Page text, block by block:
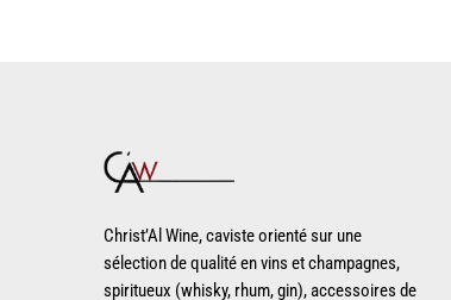
Christ’Al Wine, caviste orienté sur une
sélection de qualité en vins et champagnes,
spiritueux (whisky, rhum, gin), accessoires de